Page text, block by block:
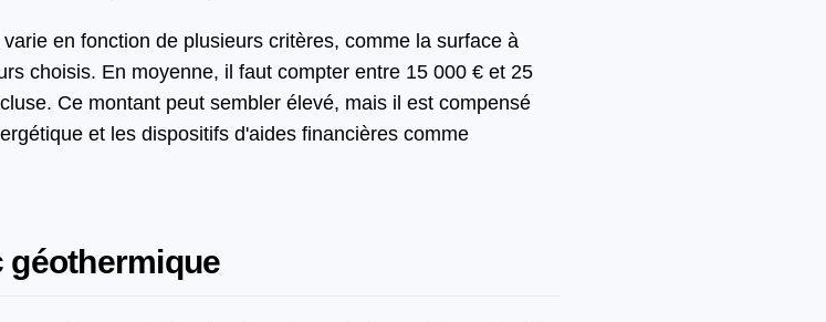
varie en fonction de plusieurs critères, comme la surface à
choisis. En moyenne, il faut compter entre 15 000 € et 25
Ce montant peut sembler élevé, mais il est compensé
et les dispositifs d'aides financières comme
géothermique